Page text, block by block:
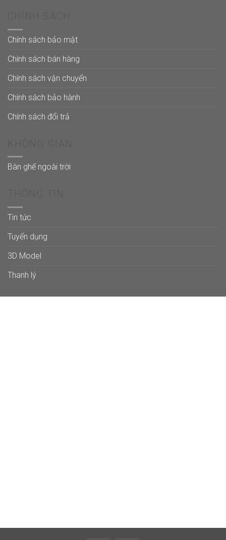
Chính sách bảo mật
Chính sách bán hàng
Chính sách vận chuyển
Chính sách bảo hành
Chính sách đổi trả
Bàn ghế ngoài trời
Tin tức
Tuyển dụng
3D Model
Thanh lý